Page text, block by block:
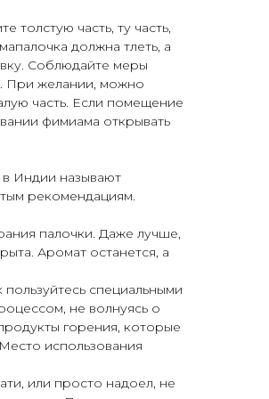
толстую часть, ту часть,
должна тлеть, а
Соблюдайте меры
При желании, можно
часть. Если помещение
фимиама открывать
в Индии называют
рекомендациям.
палочки. Даже лучше,
Аромат останется, а
специальными
не волнуясь о
горения, которые
использования
или просто надоел, не